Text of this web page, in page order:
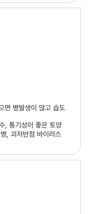
면 병발생이 많고 습도
, 통기성이 좋은 토양
, 괴저반점 바이러스